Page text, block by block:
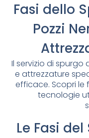
Fasi dello
Pozzi
Il servizio di spurgo
e attrezzature
efficace. Scopri le
tecnologie
Le Fasi